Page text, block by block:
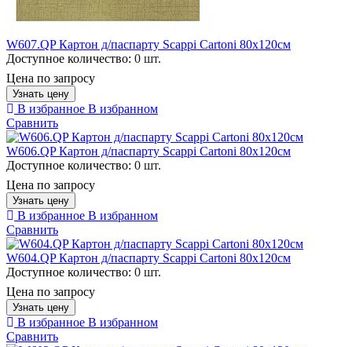
W607.QP Картон д/паспарту Scappi Cartoni 80х120см
Доступное количество: 0 шт.
Цена по запросу
Узнать цену
В избранное В избранном
Сравнить
W606.QP Картон д/паспарту Scappi Cartoni 80х120см
Доступное количество: 0 шт.
Цена по запросу
Узнать цену
В избранное В избранном
Сравнить
W604.QP Картон д/паспарту Scappi Cartoni 80х120см
Доступное количество: 0 шт.
Цена по запросу
Узнать цену
В избранное В избранном
Сравнить